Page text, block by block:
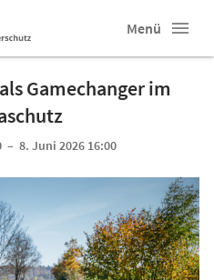
Menü
Gamechanger im
– 8. Juni 2026 16:00